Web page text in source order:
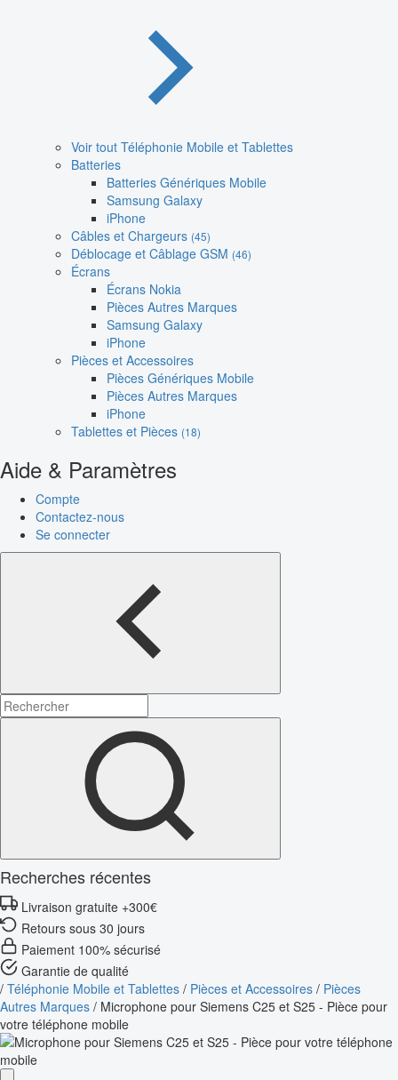
Voir tout Téléphonie Mobile et Tablettes
Batteries
Batteries Génériques Mobile
Samsung Galaxy
iPhone
Câbles et Chargeurs (45)
Déblocage et Câblage GSM (46)
Écrans
Écrans Nokia
Pièces Autres Marques
Samsung Galaxy
iPhone
Pièces et Accessoires
Pièces Génériques Mobile
Pièces Autres Marques
iPhone
Tablettes et Pièces (18)
Aide & Paramètres
Compte
Contactez-nous
Se connecter
Recherches récentes
Livraison gratuite +300€
Retours sous 30 jours
Paiement 100% sécurisé
Garantie de qualité
/ Téléphonie Mobile et Tablettes / Pièces et Accessoires / Pièces
Autres Marques / Microphone pour Siemens C25 et S25 - Pièce pour
votre téléphone mobile